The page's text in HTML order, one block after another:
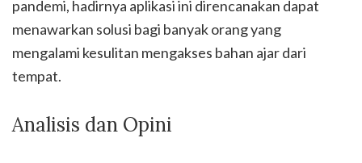
pandemi, hadirnya aplikasi ini direncanakan dapat
menawarkan solusi bagi banyak orang yang
mengalami kesulitan mengakses bahan ajar dari
tempat.
Analisis dan Opini